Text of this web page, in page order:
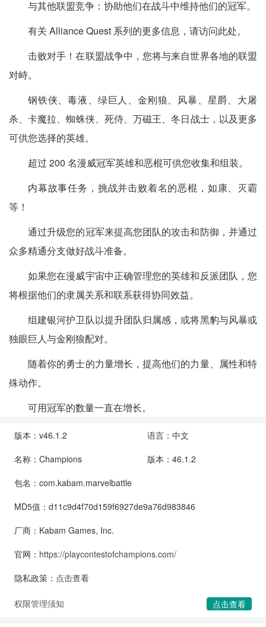
与其他联盟竞争：协助他们在战斗中维持他们的冠军。
有关 Alliance Quest 系列的更多信息，请访问此处。
击败对手！在联盟战争中，您将与来自世界各地的联盟
对峙。
钢铁侠、毒液、绿巨人、金刚狼、风暴、星爵、大屠
杀、卡魔拉、蜘蛛侠、死侍、万磁王、冬日战士，以及更多
可供您选择的英雄。
超过 200 名漫威冠军英雄和恶棍可供您收集和组装。
内幕故事任务，挑战并击败着名的恶棍，如康、灭霸
等！
通过升级您的冠军来提高您团队的攻击和防御，并通过
众多精通分支做好战斗准备。
如果您在漫威宇宙中正确管理您的英雄和反派团队，您
将根据他们的隶属关系和联系获得协同效益。
组建银河护卫队以提升团队归属感，或将黑豹与风暴或
独眼巨人与金刚狼配对。
随着你的勇士的力量增长，提高他们的力量、属性和特
殊动作。
可用冠军的数量一直在增长。
版本：v46.1.2
语言：中文
名称：Champions
版本：46.1.2
包名：com.kabam.marvelbattle
MD5值：d11c9d4f70d159f6927de9a76d983846
厂商：Kabam Games, Inc.
官网： https://playcontestofchampions.com/
隐私政策： 点击查看
权限管理须知 点击查看